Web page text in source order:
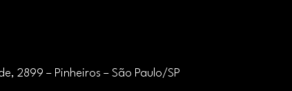
2899 – Pinheiros – São Paulo/SP